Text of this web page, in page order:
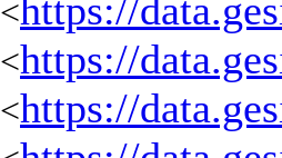
<https://
<https://
<https://